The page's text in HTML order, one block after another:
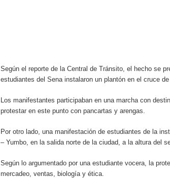
Según el reporte de la Central de Tránsito, el hecho se
estudiantes del Sena instalaron un plantón en el cruce
Los manifestantes participaban en una marcha con
protestar en este punto con pancartas y arengas.
Por otro lado, una manifestación de estudiantes de la
– Yumbo, en la salida norte de la ciudad, a la altura del
Según lo argumentado por una estudiante vocera, la
mercadeo, ventas, biología y ética.